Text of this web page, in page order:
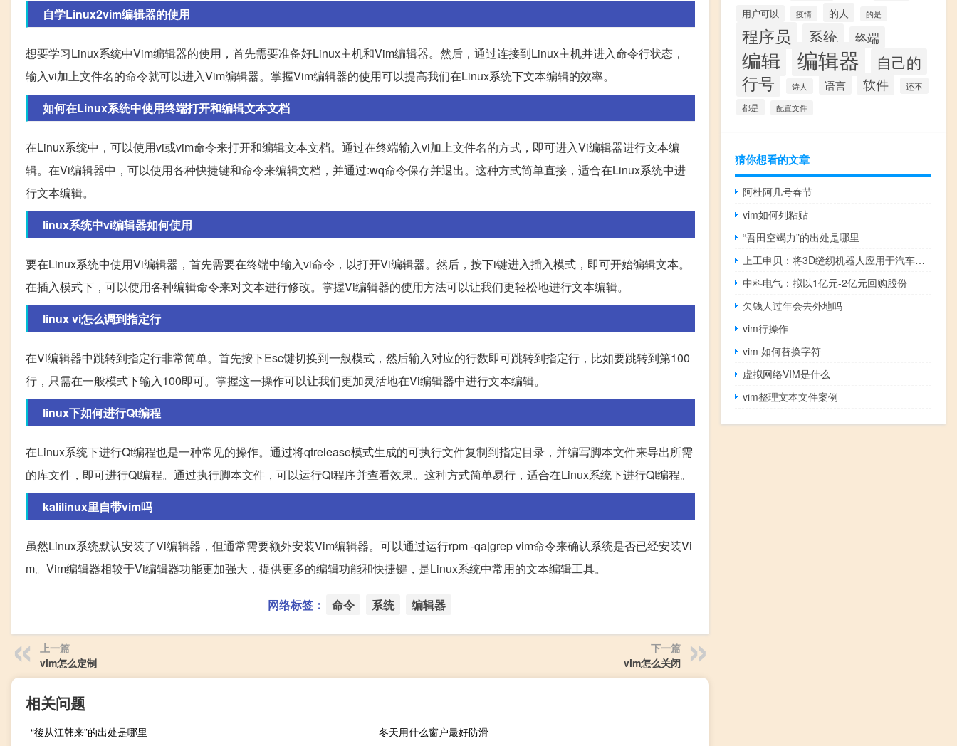
自学Linux2vim编辑器的使用
想要学习Linux系统中Vim编辑器的使用，首先需要准备好Linux主机和Vim编辑器。然后，通过连接到Linux主机并进入命令行状态，
输入vi加上文件名的命令就可以进入Vim编辑器。掌握Vim编辑器的使用可以提高我们在Linux系统下文本编辑的效率。
如何在Linux系统中使用终端打开和编辑文本文档
在Linux系统中，可以使用vi或vim命令来打开和编辑文本文档。通过在终端输入vi加上文件名的方式，即可进入Vi编辑器进行文本编
辑。在Vi编辑器中，可以使用各种快捷键和命令来编辑文档，并通过:wq命令保存并退出。这种方式简单直接，适合在Linux系统中进
行文本编辑。
linux系统中vi编辑器如何使用
要在Linux系统中使用Vi编辑器，首先需要在终端中输入vi命令，以打开Vi编辑器。然后，按下i键进入插入模式，即可开始编辑文本。
在插入模式下，可以使用各种编辑命令来对文本进行修改。掌握Vi编辑器的使用方法可以让我们更轻松地进行文本编辑。
linux vi怎么调到指定行
在Vi编辑器中跳转到指定行非常简单。首先按下Esc键切换到一般模式，然后输入对应的行数即可跳转到指定行，比如要跳转到第100
行，只需在一般模式下输入100即可。掌握这一操作可以让我们更加灵活地在Vi编辑器中进行文本编辑。
linux下如何进行Qt编程
在Linux系统下进行Qt编程也是一种常见的操作。通过将qtrelease模式生成的可执行文件复制到指定目录，并编写脚本文件来导出所需
的库文件，即可进行Qt编程。通过执行脚本文件，可以运行Qt程序并查看效果。这种方式简单易行，适合在Linux系统下进行Qt编程。
kalilinux里自带vim吗
虽然Linux系统默认安装了Vi编辑器，但通常需要额外安装Vim编辑器。可以通过运行rpm -qa|grep vim命令来确认系统是否已经安装Vi
m。Vim编辑器相较于Vi编辑器功能更加强大，提供更多的编辑功能和快捷键，是Linux系统中常用的文本编辑工具。
网络标签： 命令 系统 编辑器
上一篇
vim怎么定制
下一篇
vim怎么关闭
相关问题
“後从江韩来”的出处是哪里 冬天用什么窗户最好防滑
用户可以 疫情 的人 的是
程序员 系统 终端
编辑 编辑器 自己的
行号 诗人 语言 软件
还不
都是
配置文件
猜你想看的文章
阿杜阿几号春节
vim如何列粘贴
“吾田空竭力”的出处是哪里
上工申贝：将3D缝纫机器人应用于汽车内饰件、结构件的自动缝纫加工
中科电气：拟以1亿元-2亿元回购股份
欠钱人过年会去外地吗
vim行操作
vim 如何替换字符
虚拟网络VIM是什么
vim整理文本文件案例